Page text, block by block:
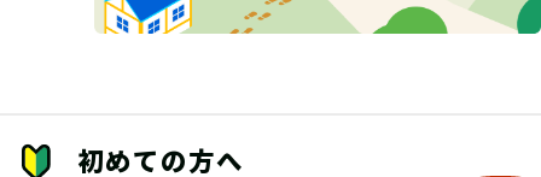
初めての方へ